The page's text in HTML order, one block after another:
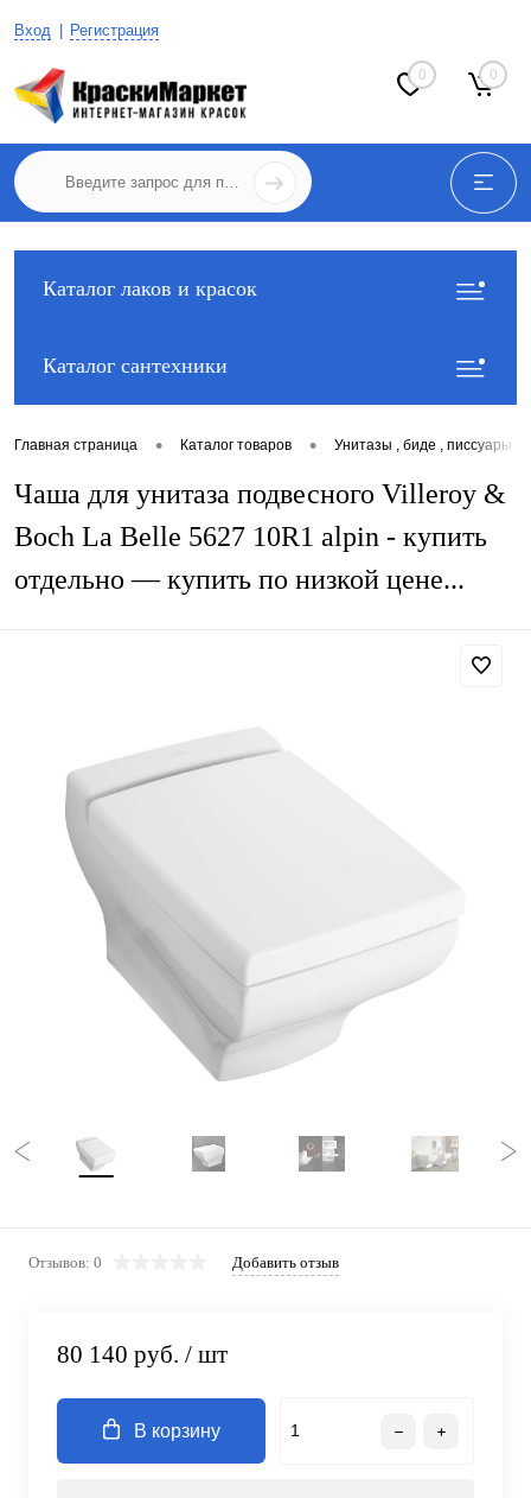
Вход Регистрация
0 0
Каталог лаков и красок
Каталог сантехники
Главная страница • Каталог товаров • Унитазы , биде , писсуары
Чаша для унитаза подвесного Villeroy &
Boch La Belle 5627 10R1 alpin - купить
отдельно — купить по низкой цене...
Отзывов: 0 Добавить отзыв
80 140 руб. / шт
В корзину